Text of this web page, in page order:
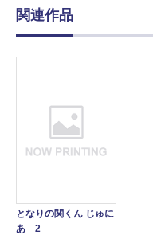
関連作品
となりの関くん じゅに
あ 2